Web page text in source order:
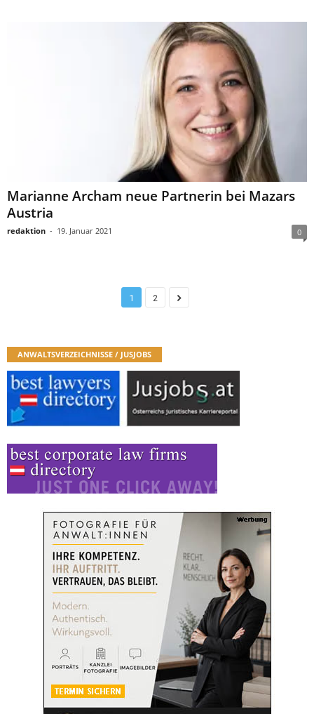
Marianne Archam neue Partnerin bei Mazars
Austria
redaktion - 19. Januar 2021 0
1 2
ANWALTSVERZEICHNISSE / JUSJOBS